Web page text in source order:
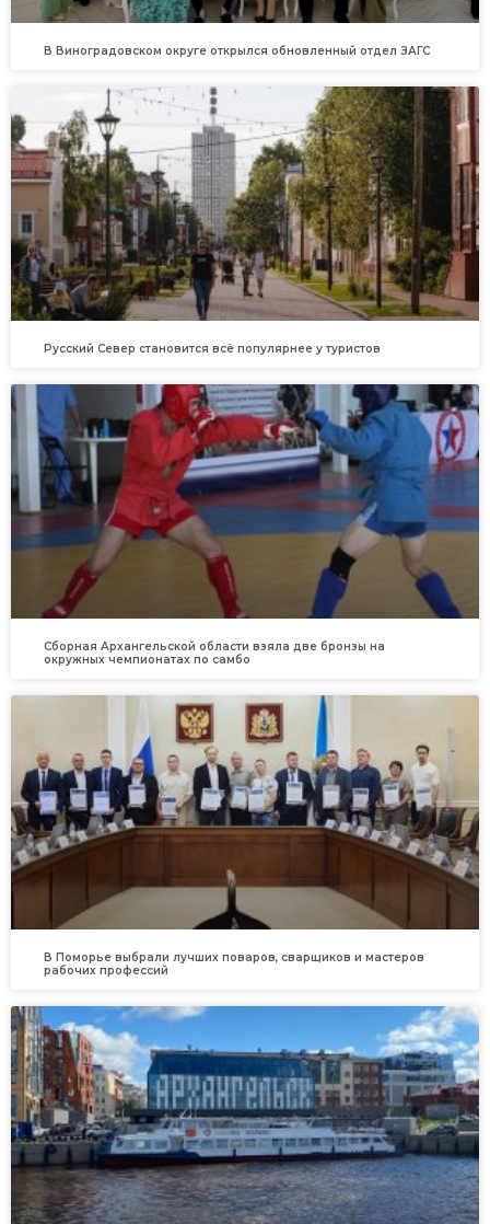
В Виноградовском округе открылся обновленный отдел ЗАГС
Русский Север становится всё популярнее у туристов
Сборная Архангельской области взяла две бронзы на
окружных чемпионатах по самбо
В Поморье выбрали лучших поваров, сварщиков и мастеров
рабочих профессий